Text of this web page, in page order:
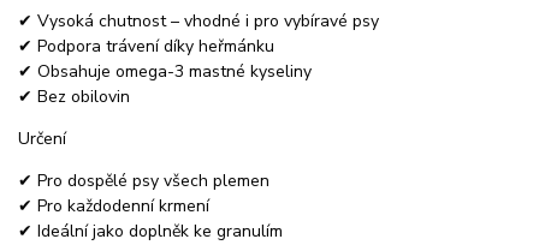
✔ Vysoká chutnost – vhodné i pro vybíravé psy
✔ Podpora trávení díky heřmánku
✔ Obsahuje omega-3 mastné kyseliny
✔ Bez obilovin
Určení
✔ Pro dospělé psy všech plemen
✔ Pro každodenní krmení
✔ Ideální jako doplněk ke granulím